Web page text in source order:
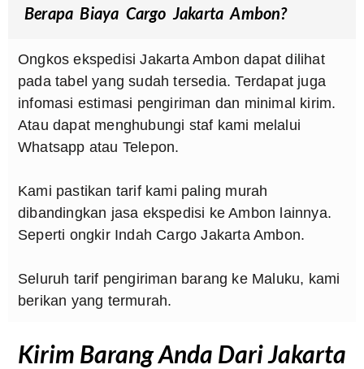
Berapa Biaya Cargo Jakarta Ambon?
Ongkos ekspedisi Jakarta Ambon dapat dilihat
pada tabel yang sudah tersedia. Terdapat juga
infomasi estimasi pengiriman dan minimal kirim.
Atau dapat menghubungi staf kami melalui
Whatsapp atau Telepon.
Kami pastikan tarif kami paling murah
dibandingkan jasa ekspedisi ke Ambon lainnya.
Seperti ongkir Indah Cargo Jakarta Ambon.
Seluruh tarif pengiriman barang ke Maluku, kami
berikan yang termurah.
Kirim Barang Anda Dari Jakarta